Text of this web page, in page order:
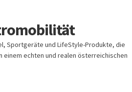
Sportgeräte und LifeStyle-Produkte, die
einem echten und realen österreichischen